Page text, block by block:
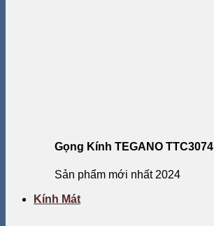
Gọng Kính TEGANO TTC3074
Sản phẩm mới nhất 2024
Kính Mát